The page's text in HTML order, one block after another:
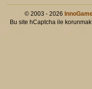
© 2003 - 2026
Bu site hCaptcha ile